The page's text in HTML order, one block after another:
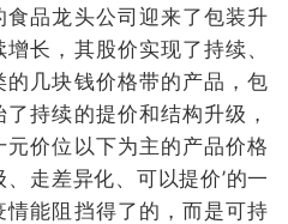
品龙头公司迎来了包装升
长，其股价实现了持续、
几块钱价格带的产品，包
持续的提价和结构升级，
价位以下为主的产品价格
走差异化、可以提价’的一
能阻挡得了的，而是可持